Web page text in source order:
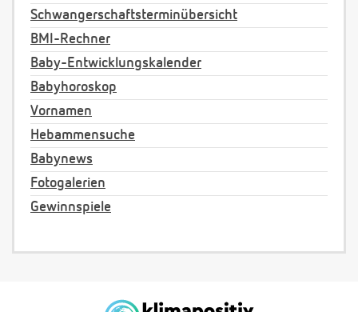
Schwangerschaftsterminübersicht
BMI-Rechner
Baby-Entwicklungskalender
Babyhoroskop
Vornamen
Hebammensuche
Babynews
Fotogalerien
Gewinnspiele